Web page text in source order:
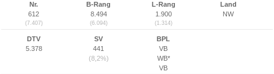
Nr.
612
(7.407)
B-Rang
8.494
(6.094)
L-Rang
1.900
(1.314)
Land
NW
DTV
5.378
SV
441
(8,2%)
BPL
VB
WB*
VB